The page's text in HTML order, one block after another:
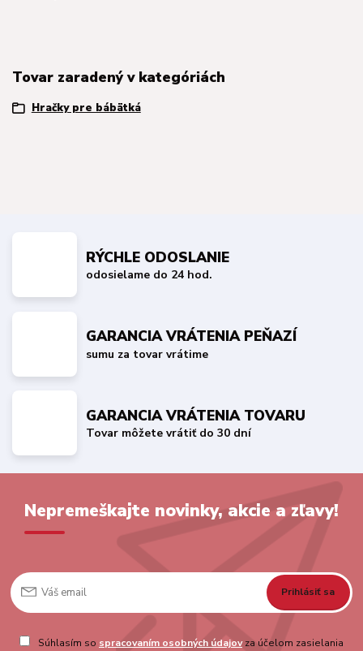
Tovar zaradený v kategóriách
Hračky pre bábätká
RÝCHLE ODOSLANIE
odosielame do 24 hod.
GARANCIA VRÁTENIA PEŇAZÍ
sumu za tovar vrátime
GARANCIA VRÁTENIA TOVARU
Tovar môžete vrátiť do 30 dní
Nepremeškajte novinky, akcie a zľavy!
Prihlásiť sa
Súhlasím so spracovaním osobných údajovza účelom zasielania